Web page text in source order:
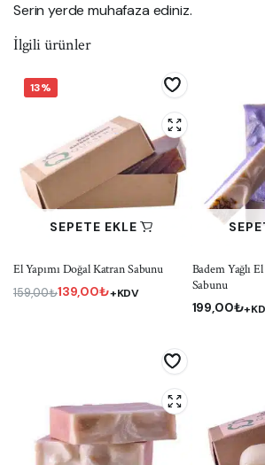
Serin yerde muhafaza ediniz.
İlgili ürünler
13%
SEPETE EKLE
El Yapımı Doğal Katran Sabunu
159,00₺139,00₺+KDV
Badem Yağlı
Sabunu
199,00₺